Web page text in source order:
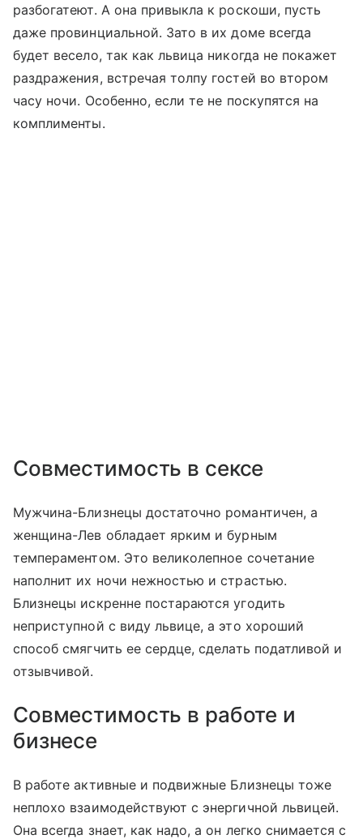
разбогатеют. А она привыкла к роскоши, пусть
даже провинциальной. Зато в их доме всегда
будет весело, так как львица никогда не покажет
раздражения, встречая толпу гостей во втором
часу ночи. Особенно, если те не поскупятся на
комплименты.
Совместимость в сексе
Мужчина-Близнецы достаточно романтичен, а
женщина-Лев обладает ярким и бурным
темпераментом. Это великолепное сочетание
наполнит их ночи нежностью и страстью.
Близнецы искренне постараются угодить
неприступной с виду львице, а это хороший
способ смягчить ее сердце, сделать податливой и
отзывчивой.
Совместимость в работе и
бизнесе
В работе активные и подвижные Близнецы тоже
неплохо взаимодействуют с энергичной львицей.
Она всегда знает, как надо, а он легко снимается с